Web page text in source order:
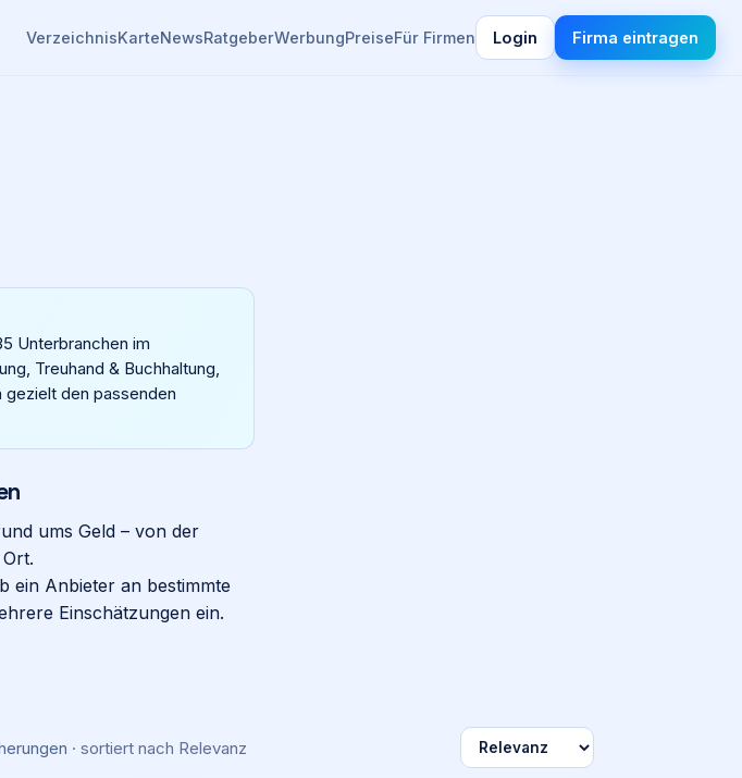
VerzeichnisKarteNewsRatgeberWerbungPreiseFür Firmen Login Firma eintragen
Unterbranchen im
Treuhand & Buchhaltung,
gezielt den passenden
ums Geld – von der
ein Anbieter an bestimmte
Einschätzungen ein.
· sortiert nach Relevanz